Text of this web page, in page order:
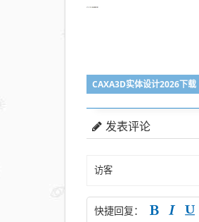
CAXA3D实体设计2026下载
发表评论
快捷回复：